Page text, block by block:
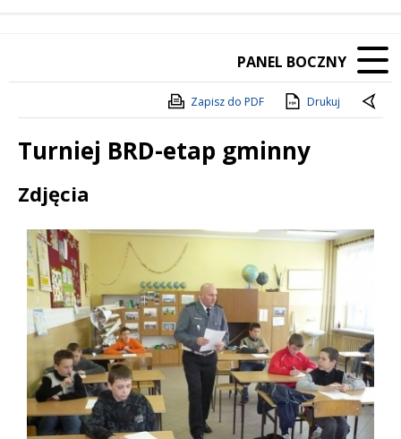
PANEL BOCZNY
Zapisz do PDF Drukuj
Turniej BRD-etap gminny
Treść
Zdjęcia